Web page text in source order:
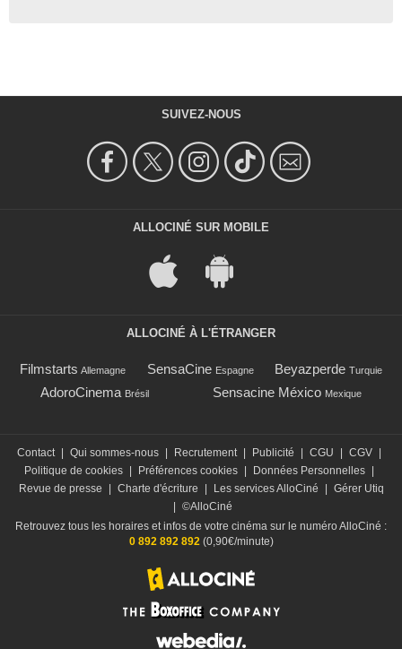
SUIVEZ-NOUS
ALLOCINÉ SUR MOBILE
ALLOCINÉ À L'ÉTRANGER
Filmstarts Allemagne SensaCine Espagne Beyazperde Turquie
AdoroCinema Brésil Sensacine México Mexique
Contact | Qui sommes-nous | Recrutement | Publicité | CGU | CGV |
Politique de cookies | Préférences cookies | Données Personnelles |
Revue de presse
| Charte d'écriture | Les services AlloCiné | Gérer Utiq
| ©AlloCiné
Retrouvez tous les horaires et infos de votre cinéma sur le numéro AlloCiné :
0 892 892 892 (0,90€/minute)